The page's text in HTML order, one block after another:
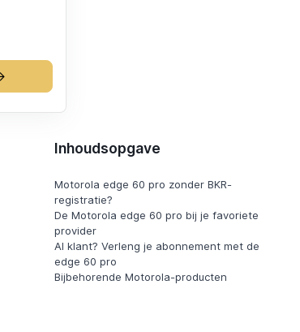
Inhoudsopgave
Motorola edge 60 pro zonder BKR-
registratie?
De Motorola edge 60 pro bij je favoriete
provider
Al klant? Verleng je abonnement met de
edge 60 pro
Bijbehorende Motorola-producten